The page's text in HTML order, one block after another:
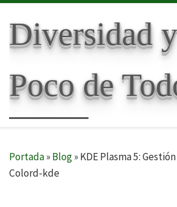
Diversidad
Poco de
Portada»Blog»KDE Plasma 5:
Colord-kde